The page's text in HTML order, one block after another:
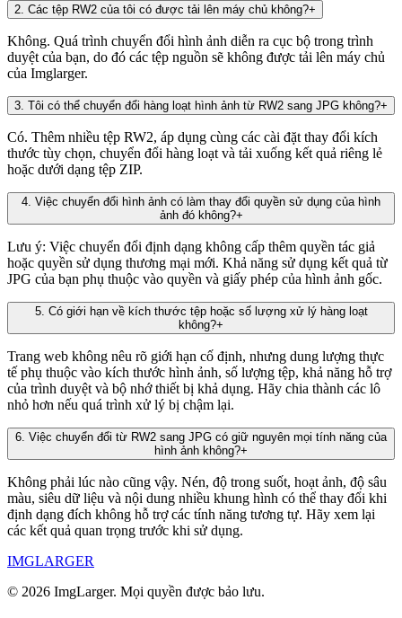
2. Các tệp RW2 của tôi có được tải lên máy chủ không?+
Không. Quá trình chuyển đổi hình ảnh diễn ra cục bộ trong trình
duyệt của bạn, do đó các tệp nguồn sẽ không được tải lên máy chủ
của Imglarger.
3. Tôi có thể chuyển đổi hàng loạt hình ảnh từ RW2 sang JPG không?+
Có. Thêm nhiều tệp RW2, áp dụng cùng các cài đặt thay đổi kích
thước tùy chọn, chuyển đổi hàng loạt và tải xuống kết quả riêng lẻ
hoặc dưới dạng tệp ZIP.
4. Việc chuyển đổi hình ảnh có làm thay đổi quyền sử dụng của hình
ảnh đó không?+
Lưu ý: Việc chuyển đổi định dạng không cấp thêm quyền tác giả
hoặc quyền sử dụng thương mại mới. Khả năng sử dụng kết quả từ
JPG của bạn phụ thuộc vào quyền và giấy phép của hình ảnh gốc.
5. Có giới hạn về kích thước tệp hoặc số lượng xử lý hàng loạt
không?+
Trang web không nêu rõ giới hạn cố định, nhưng dung lượng thực
tế phụ thuộc vào kích thước hình ảnh, số lượng tệp, khả năng hỗ trợ
của trình duyệt và bộ nhớ thiết bị khả dụng. Hãy chia thành các lô
nhỏ hơn nếu quá trình xử lý bị chậm lại.
6. Việc chuyển đổi từ RW2 sang JPG có giữ nguyên mọi tính năng của
hình ảnh không?+
Không phải lúc nào cũng vậy. Nén, độ trong suốt, hoạt ảnh, độ sâu
màu, siêu dữ liệu và nội dung nhiều khung hình có thể thay đổi khi
định dạng đích không hỗ trợ các tính năng tương tự. Hãy xem lại
các kết quả quan trọng trước khi sử dụng.
IMGLARGER
© 2026 ImgLarger. Mọi quyền được bảo lưu.